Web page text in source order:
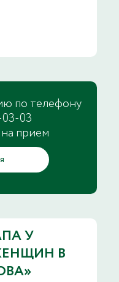
по телефону
03
прием
У
В